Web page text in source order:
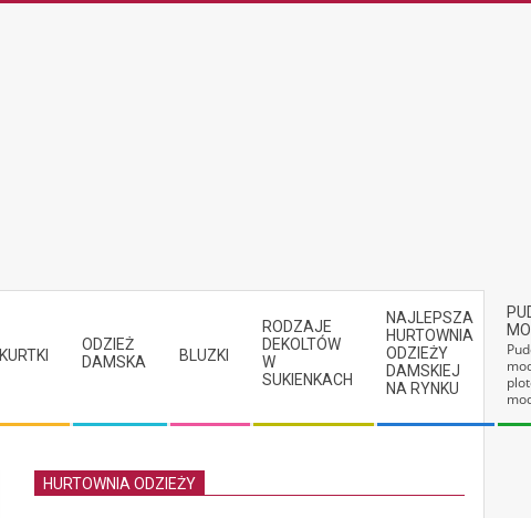
KURTKI
ODZIEŻ
DAMSKA
BLUZKI
RODZAJE
DEKOLTÓW
W
SUKIENKACH
NAJLEPSZA
HURTOWNIA
ODZIEŻY
DAMSKIEJ
NA RYNKU
HURTOWNIA ODZIEŻY